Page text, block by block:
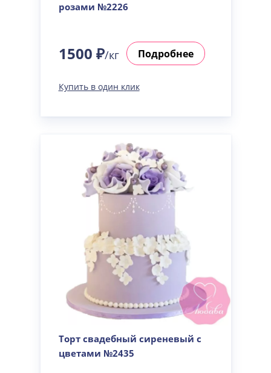
розами №2226
1500 ₽/кг Подробнее
Купить в один клик
Торт свадебный сиреневый с
цветами №2435